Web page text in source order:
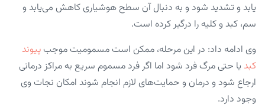
یابد و تشدید شود و به دنبال آن سطح هوشیاری کاهش می‌یابد و
سم، کبد و کلیه را درگیر کرده است.
وی ادامه داد: در این مرحله، ممکن است مسمومیت موجب پیوند
کبد یا حتی مرگ فرد شود اما اگر فرد مسموم سریع به مراکز درمانی
ارجاع شود و درمان و حمایت‌های لازم انجام شوند امکان نجات وی
وجود دارد.